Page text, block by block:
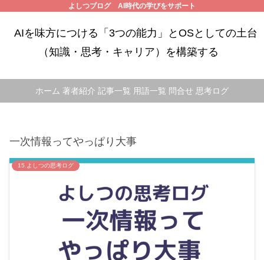
よしつブログ AI時代の学びをサポート
AIを味方につける「3つの能力」とOSとしての土台
（知識・思考・キャリア）を構築する
ホーム 著者紹介 記事一覧 用語一覧 問合せ 思考ログ
一次情報ってやっぱり大事
15.よしつの思考ログ